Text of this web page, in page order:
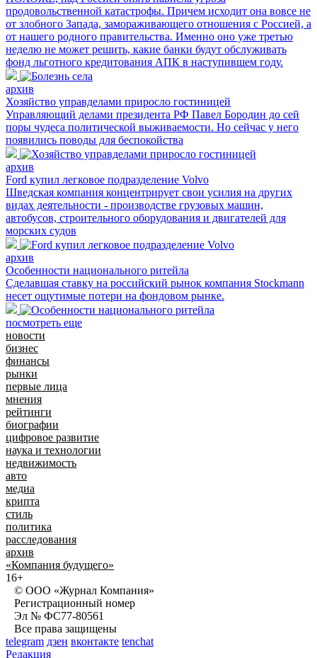
продовольственной катастрофы. Причем исходит она вовсе не
от злобного Запада, замораживающего отношения с Россией, а
от нашего родного правительства. Именно оно уже третью
неделю не может решить, какие банки будут обслуживать
фонд льготного кредитования АПК в наступившем году.
архив
Хозяйство управделами приросло гостиницей
Управляющий делами президента РФ Павел Бородин до сей
поры чудеса политической выживаемости. Но сейчас у него
появились поводы для беспокойства
архив
Ford купил легковое подразделение Volvo
Шведская компания концентрирует свои усилия на других
видах деятельности - производстве грузовых машин,
автобусов, строительного оборудования и двигателей для
морских судов
архив
Особенности национального ритейла
Сделавшая ставку на российский рынок компания Stockmann
несет ощутимые потери на фондовом рынке.
посмотреть еще
новости
бизнес
финансы
рынки
первые лица
мнения
рейтинги
биографии
цифровое развитие
наука и технологии
недвижимость
авто
медиа
крипта
стиль
политика
расследования
архив
«Компания будущего»
16+
© ООО «Журнал Компания»
Регистрационный номер
Эл № ФС77-80561
Все права защищены
telegram дзен вконтакте tenchat
Редакция